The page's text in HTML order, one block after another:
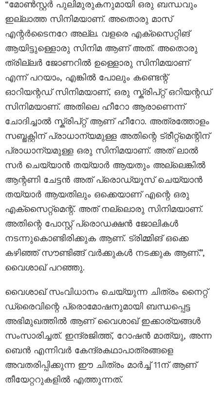
“മോൺസ്റ്റർ പുലിമുരുകനുമായി ഒരു ബന്ധവും
ഇല്ലാത്ത സിനിമയാണ്. അതൊരു മാസ്
എന്റർടൈനറേ അല്ല. വളരെ എക്സൈറ്റിങ്
ആയിട്ടുള്ളൊരു സിനിമ ആണ് അത്. അതൊരു
ത്രില്ലർ ജോണറിൽ ഉള്ളൊരു സിനിമയാണ്
എന്ന് പറയാം, എങ്കിൽ പോലും കണ്ടെന്റ്
ഓറിയന്റഡ് സിനിമയാണ്, ഒരു സ്ക്രിപ്റ്റ് ഒറിയന്റഡ്
സിനിമയാണ്. അതിലെ ഹീറോ ആരാണെന്ന്
ചോദിച്ചാൽ സ്ക്രിപ്റ്റ് ആണ് ഹീറോ. അത്രത്തോളം
സബ്ജക്റ്റിന് പ്രാധാന്യമുള്ള അതിന്റെ ട്രീറ്റ്‌മെന്റിന്
പ്രാധാന്യമുള്ള ഒരു സിനിമയാണ്. അത് ലാൽ
സർ ചെയ്യാൻ തയ്യാർ ആയതും അല്ലെങ്കിൽ
ആന്റണി ചേട്ടൻ അത് പ്രൊഡ്യൂസ് ചെയ്യാൻ
തയ്യാർ ആയതിലും ഒക്കെയാണ് എന്റെ ഒരു
എക്സൈറ്റ്മെന്റ്. അത് നല്ലൊരു സിനിമയാണ്.
അതിന്റെ പോസ്റ്റ് പ്രൊഡക്ഷൻ ജോലികൾ
നടന്നുകൊണ്ടിരിക്കുക ആണ്. ട്രിമ്മിങ് ഒക്കെ
കഴിഞ്ഞ് സൗണ്ടിങ്ങ് വർക്കുകൾ നടക്കുക ആണ്.”,
വൈശാഖ് പറഞ്ഞു.
വൈശാഖ് സംവിധാനം ചെയ്യുന്ന ചിത്രം നൈറ്റ്
ഡ്രൈവിന്റെ പ്രൊമോഷനുമായി ബന്ധപ്പെട്ട
അഭിമുഖത്തിൽ ആണ് വൈശാഖ് ഇക്കാര്യങ്ങൾ
സംസാരിച്ചത്. ഇന്ദ്രജിത്ത്, റോഷൻ മാത്യു, അന്ന
ബെൻ എന്നിവർ കേന്ദ്രകഥാപാത്രങ്ങളെ
അവതരിപ്പിക്കുന്ന ഈ ചിത്രം മാർച്ച് 11ന് ആണ്
തീയേറ്ററുകളിൽ എത്തുന്നത്.